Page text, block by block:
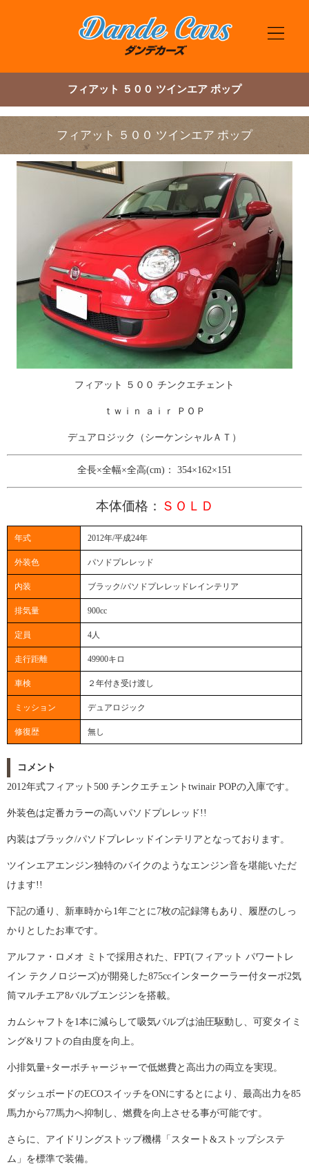
フィアット ５００ ツインエア ポップ
フィアット ５００ ツインエア ポップ
フィアット ５００ チンクエチェント
ｔｗｉｎ ａｉｒ ＰＯＰ
​デュアロジック（シーケンシャルＡＴ）
全長×全幅×全高(cm)： 354×162×151
本体価格： ＳＯＬＤ
年式 2012年/平成24年
外装色 パソドプレレッド
内装 ブラック/パソドプレレッドレインテリア
排気量 900cc
定員 4人
走行距離 49900キロ
車検 ２年付き受け渡し
ミッション デュアロジック
修復歴 無し
コメント
2012年式フィアット500 チンクエチェントtwinair POPの入庫です。
外装色は定番カラーの高いパソドプレレッド!!
内装はブラック/パソドプレレッドインテリアとなっております。
ツインエアエンジン独特のバイクのようなエンジン音を堪能いただ
けます!!
下記の通り、新車時から1年ごとに7枚の記録簿もあり、履歴のしっ
かりとしたお車です。
アルファ・ロメオ ミトで採用された、FPT(フィアット パワートレ
イン テクノロジーズ)が開発した875ccインタークーラー付ターボ2気
筒マルチエア8バルブエンジンを搭載。
カムシャフトを1本に減らして吸気バルブは油圧駆動し、可変タイミ
ング&リフトの自由度を向上。
小排気量+ターボチャージャーで低燃費と高出力の両立を実現。
ダッシュボードのECOスイッチをONにするとにより、最高出力を85
馬力から77馬力へ抑制し、燃費を向上させる事が可能です。
さらに、アイドリングストップ機構「スタート&ストップシステ
ム」を標準で装備。